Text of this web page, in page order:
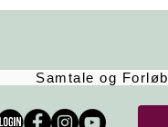
Samtale og Forløb